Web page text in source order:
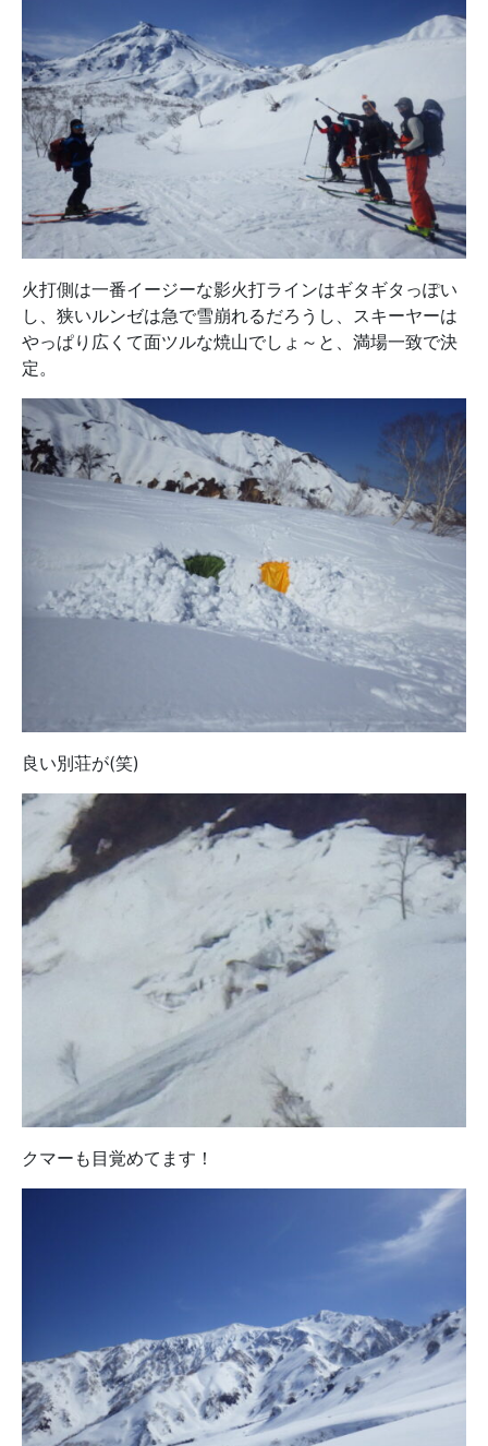
火打側は一番イージーな影火打ラインはギタギタっぽい
し、狭いルンゼは急で雪崩れるだろうし、スキーヤーは
やっぱり広くて面ツルな焼山でしょ～と、満場一致で決
定。
良い別荘が(笑)
クマーも目覚めてます！